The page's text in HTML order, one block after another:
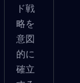
ド戦
略を
意図
的に
確立